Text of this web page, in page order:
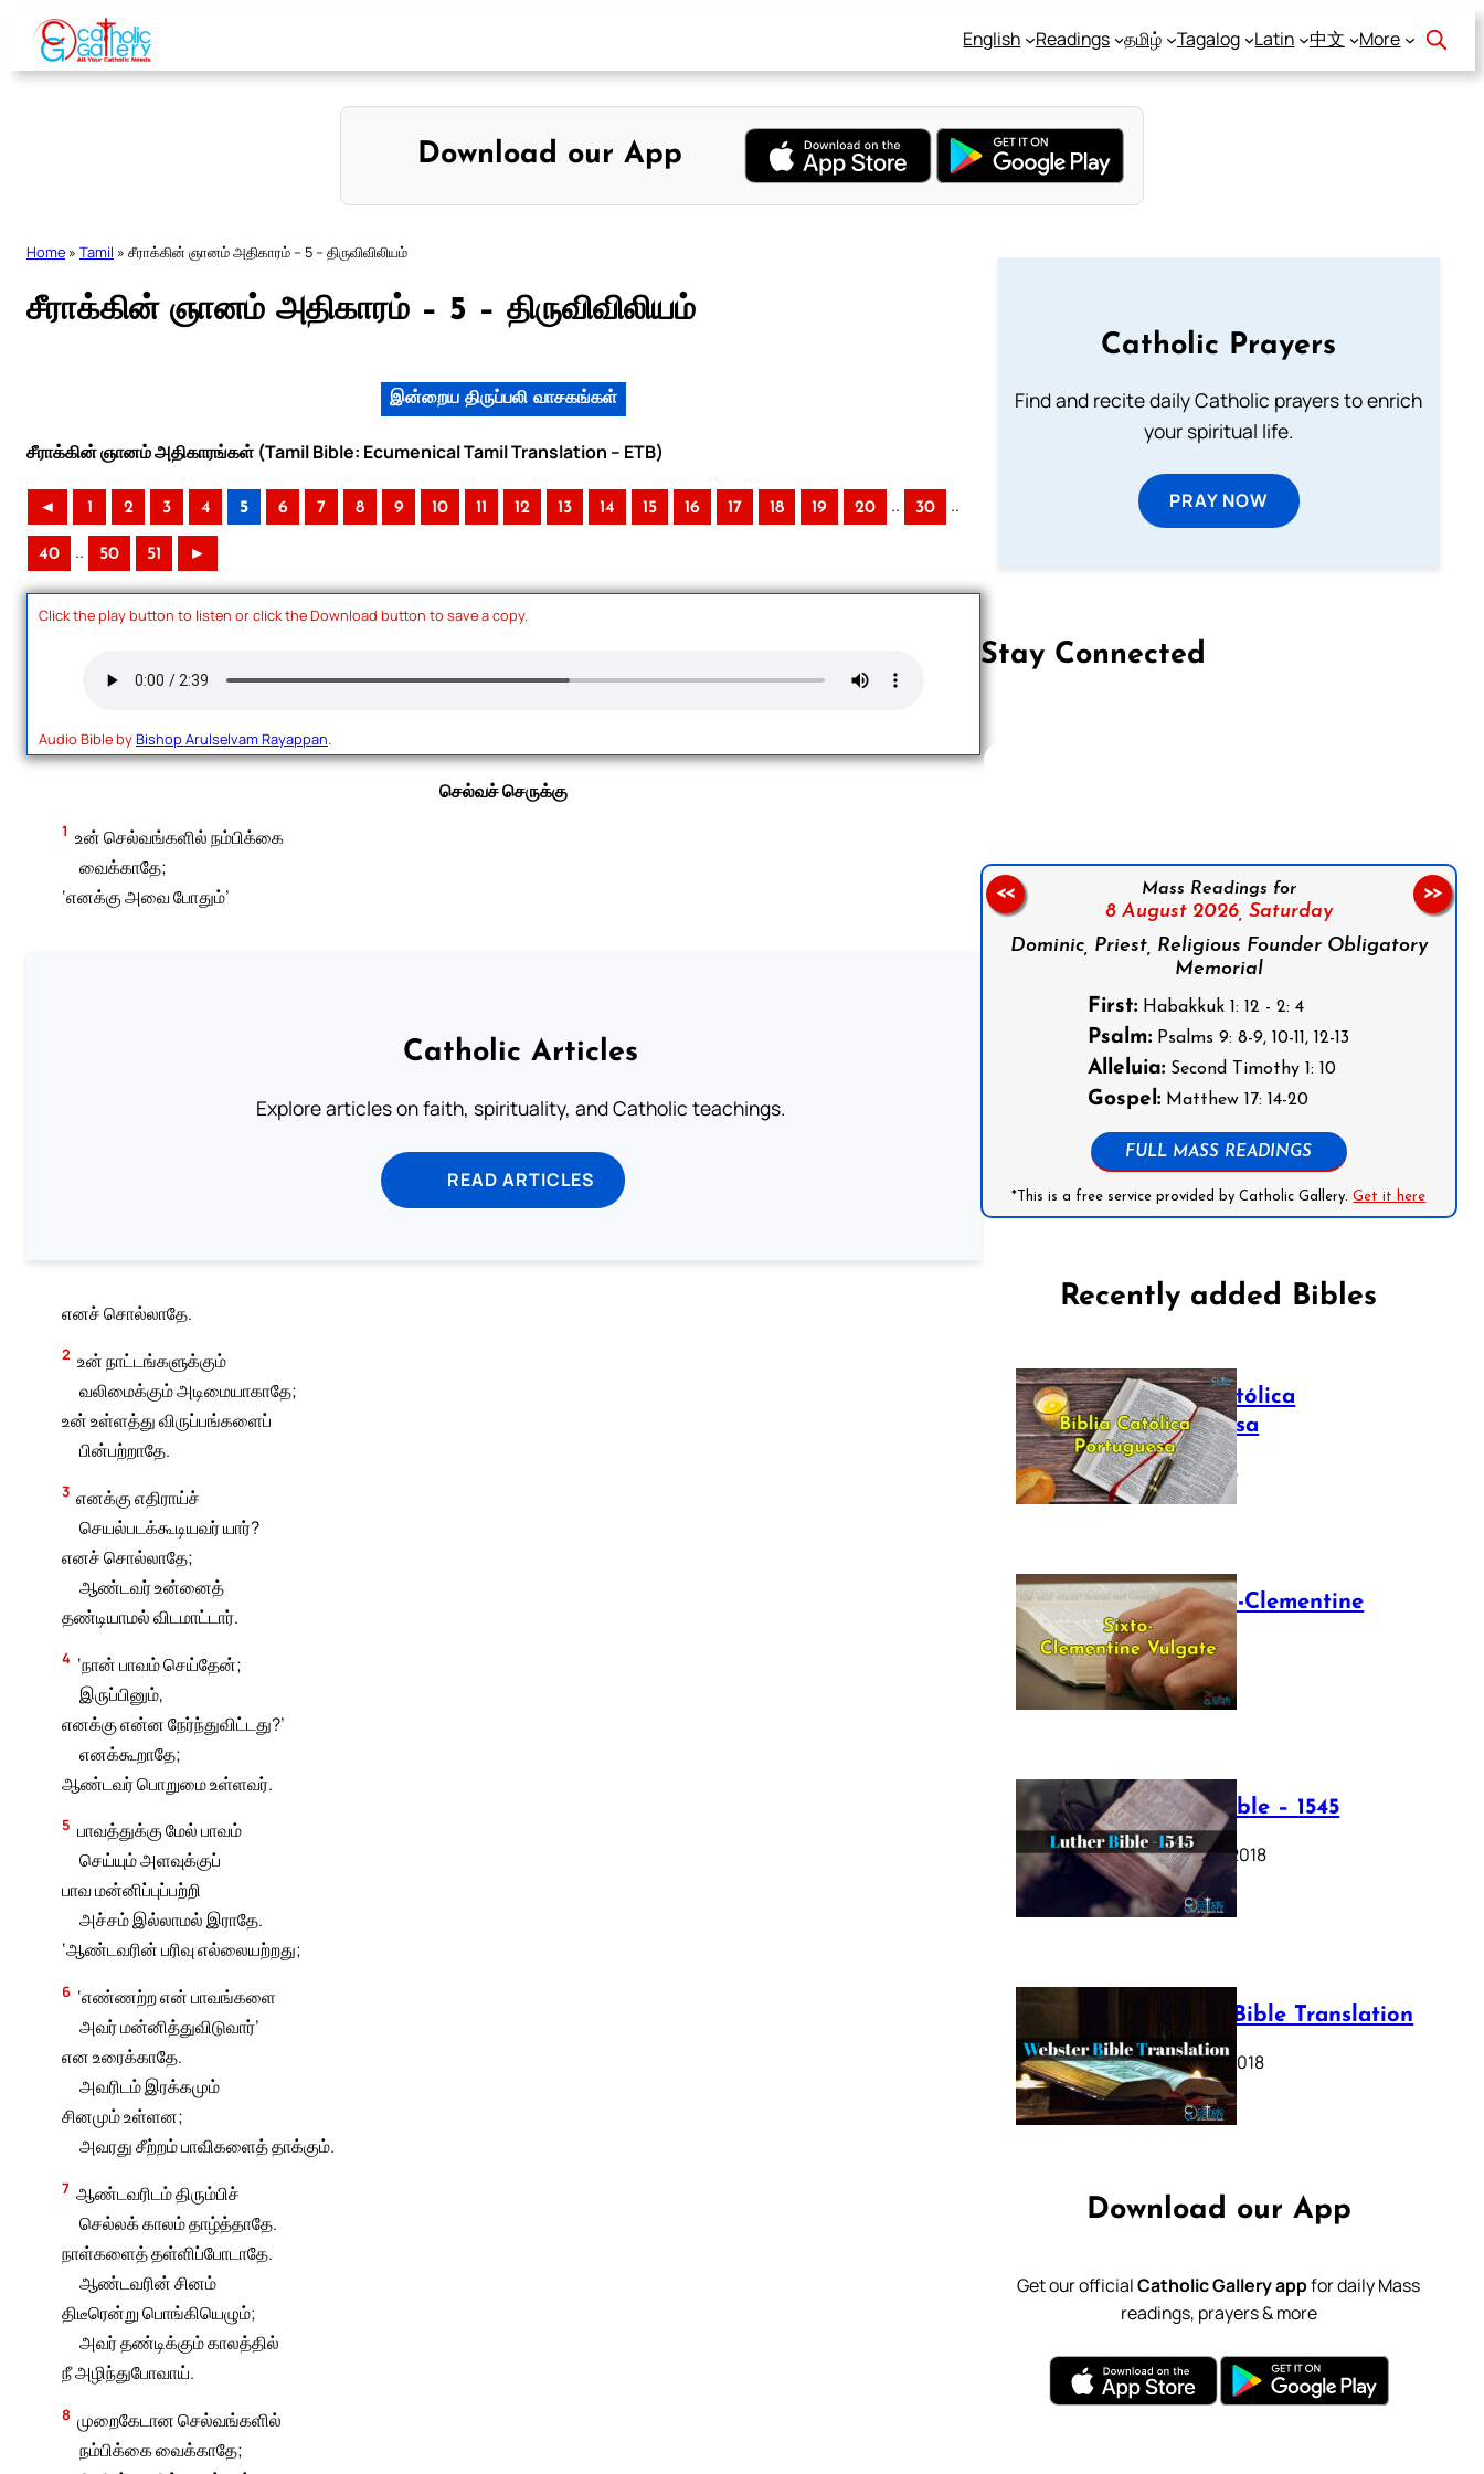
Skip
content
English Readings தமிழ் Tagalog Latin 中文 More
Download our App
Home » Tamil » சீராக்கின் ஞானம் அதிகாரம் – 5 – திருவிவிலியம்
சீராக்கின் ஞானம் அதிகாரம் – 5 – திருவிவிலியம்
இன்றைய திருப்பலி வாசகங்கள்
சீராக்கின் ஞானம் அதிகாரங்கள் (Tamil Bible: Ecumenical Tamil Translation – ETB)
◄ 1 2 3 4 5 6 7 8 9 10 11 12 13 14 15 16 17 18 19 20 .. 30 ..
40 .. 50 51 ►
Click the play button to listen or click the Download button to save a copy.
Audio Bible byBishop Arulselvam Rayappan.
செல்வச் செருக்கு
1 உன் செல்வங்களில் நம்பிக்கை
வைக்காதே;
‘எனக்கு அவை போதும்’
Catholic Articles
Explore articles on faith, spirituality, and Catholic teachings.
READ ARTICLES
எனச் சொல்லாதே.
2 உன் நாட்டங்களுக்கும்
வலிமைக்கும் அடிமையாகாதே;
உன் உள்ளத்து விருப்பங்களைப்
பின்பற்றாதே.
3 எனக்கு எதிராய்ச்
செயல்படக்கூடியவர் யார்?
எனச் சொல்லாதே;
ஆண்டவர் உன்னைத்
தண்டியாமல் விடமாட்டார்.
4 ‘நான் பாவம் செய்தேன்;
இருப்பினும்,
எனக்கு என்ன நேர்ந்துவிட்டது?’
எனக்கூறாதே;
ஆண்டவர் பொறுமை உள்ளவர்.
5 பாவத்துக்கு மேல் பாவம்
செய்யும் அளவுக்குப்
பாவ மன்னிப்புப்பற்றி
அச்சம் இல்லாமல் இராதே.
‘ஆண்டவரின் பரிவு எல்லையற்றது;
6 ‘எண்ணற்ற என் பாவங்களை
அவர் மன்னித்துவிடுவார்’
என உரைக்காதே.
அவரிடம் இரக்கமும்
சினமும் உள்ளன;
அவரது சீற்றம் பாவிகளைத் தாக்கும்.
7 ஆண்டவரிடம் திரும்பிச்
செல்லக் காலம் தாழ்த்தாதே.
நாள்களைத் தள்ளிப்போடாதே.
ஆண்டவரின் சினம்
திடீரென்று பொங்கியெழும்;
அவர் தண்டிக்கும் காலத்தில்
நீ அழிந்துபோவாய்.
8 முறைகேடான செல்வங்களில்
நம்பிக்கை வைக்காதே;
Catholic Prayers
Find and recite daily Catholic prayers to enrich
your spiritual life.
PRAY NOW
Stay Connected
Follow us on Facebook
Mass Readings for
8 August 2026, Saturday
Dominic, Priest, Religious Founder Obligatory
Memorial
First: Habakkuk 1: 12 - 2: 4
Psalm: Psalms 9: 8-9, 10-11, 12-13
Alleluia: Second Timothy 1: 10
Gospel: Matthew 17: 14-20
FULL MASS READINGS
*This is a free service provided by Catholic Gallery.Get it here
<< >>
Recently added Bibles
Bíblia Católica
Portuguesa
July 16, 2025
The Sixto-Clementine
Vulgate
July 12, 2025
Luther Bible – 1545
October 17, 2018
Webster Bible Translation
October 11, 2018
Download our App
Get our officialCatholic Gallery appfor daily Mass
readings, prayers & more